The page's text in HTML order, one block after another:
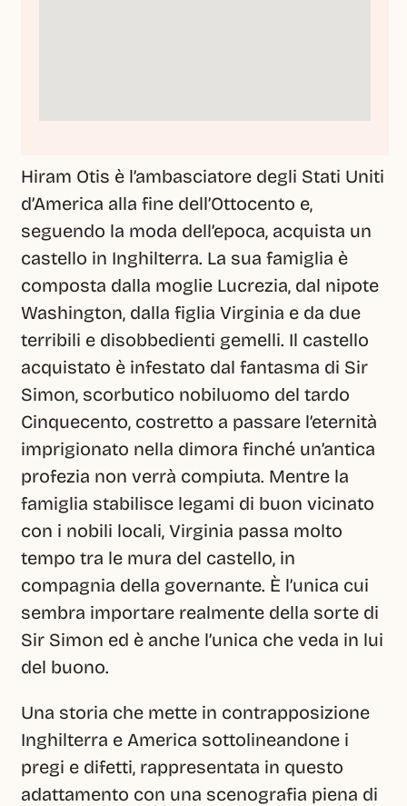
Hiram Otis è l’ambasciatore degli Stati Uniti
d’America alla fine dell’Ottocento e,
seguendo la moda dell’epoca, acquista un
castello in Inghilterra. La sua famiglia è
composta dalla moglie Lucrezia, dal nipote
Washington, dalla figlia Virginia e da due
terribili e disobbedienti gemelli. Il castello
acquistato è infestato dal fantasma di Sir
Simon, scorbutico nobiluomo del tardo
Cinquecento, costretto a passare l’eternità
imprigionato nella dimora finché un’antica
profezia non verrà compiuta. Mentre la
famiglia stabilisce legami di buon vicinato
con i nobili locali, Virginia passa molto
tempo tra le mura del castello, in
compagnia della governante. È l’unica cui
sembra importare realmente della sorte di
Sir Simon ed è anche l’unica che veda in lui
del buono.
Una storia che mette in contrapposizione
Inghilterra e America sottolineandone i
pregi e difetti, rappresentata in questo
adattamento con una scenografia piena di